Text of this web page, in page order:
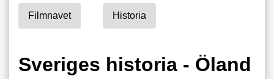
Filmnavet Historia
Sveriges historia - Öland